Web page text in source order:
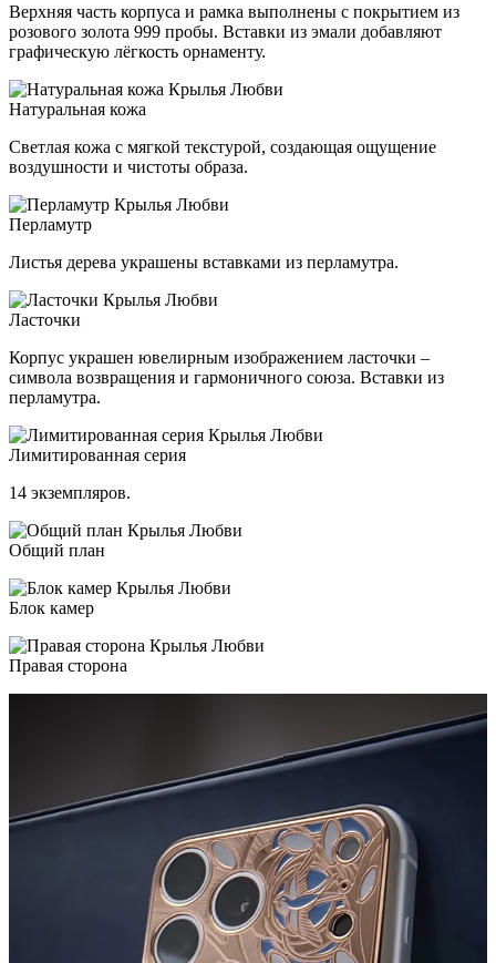
Верхняя часть корпуса и рамка выполнены с покрытием из
розового золота 999 пробы. Вставки из эмали добавляют
графическую лёгкость орнаменту.
Натуральная кожа
Светлая кожа с мягкой текстурой, создающая ощущение
воздушности и чистоты образа.
Перламутр
Листья дерева украшены вставками из перламутра.
Ласточки
Корпус украшен ювелирным изображением ласточки –
символа возвращения и гармоничного союза. Вставки из
перламутра.
Лимитированная серия
14 экземпляров.
Общий план
Блок камер
Правая сторона